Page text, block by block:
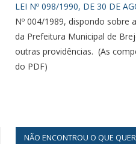
LEI Nº 098/1990, DE 30 DE
Nº 004/1989, dispondo sobre
da Prefeitura Municipal de
outras providências. (As
do PDF)
NÃO ENCONTROU O QUE